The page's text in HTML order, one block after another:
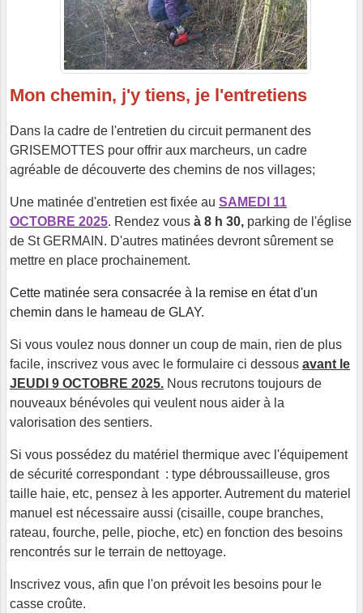
Mon chemin, j'y tiens, je l'entretiens
Dans la cadre de l'entretien du circuit permanent des
GRISEMOTTES pour offrir aux marcheurs, un cadre
agréable de découverte des chemins de nos villages;
Une matinée d'entretien est fixée au SAMEDI 11
OCTOBRE 2025. Rendez vous à 8 h 30, parking de l'église
de St GERMAIN. D'autres matinées devront sûrement se
mettre en place prochainement.
Cette matinée sera consacrée à la remise en état d'un
chemin dans le hameau de GLAY.
Si vous voulez nous donner un coup de main, rien de plus
facile, inscrivez vous avec le formulaire ci dessous avant le
JEUDI 9 OCTOBRE 2025. Nous recrutons toujours de
nouveaux bénévoles qui veulent nous aider à la
valorisation des sentiers.
Si vous possédez du matériel thermique avec l'équipement
de sécurité correspondant : type débroussailleuse, gros
taille haie, etc, pensez à les apporter. Autrement du materiel
manuel est nécessaire aussi (cisaille, coupe branches,
rateau, fourche, pelle, pioche, etc) en fonction des besoins
rencontrés sur le terrain de nettoyage.
Inscrivez vous, afin que l'on prévoit les besoins pour le
casse croûte.